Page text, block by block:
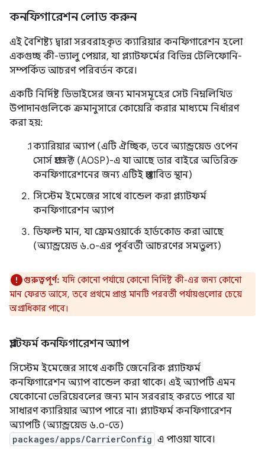
কনফিগারেশন লোড করুন
এই বৈশিষ্ট্য দ্বারা সরবরাহকৃত ক্যারিয়ার কনফিগারেশন হলো
একগুচ্ছ কী-ভ্যালু পেয়ার, যা প্ল্যাটফর্মের বিভিন্ন টেলিফোনি-
সম্পর্কিত আচরণ পরিবর্তন করে।
একটি নির্দিষ্ট ডিভাইসের জন্য মানসমূহের সেট নিম্নলিখিত
উপাদানগুলিকে ক্রমানুসারে কোয়েরি করার মাধ্যমে নির্ধারণ
করা হয়:
ক্যারিয়ার অ্যাপ (এটি ঐচ্ছিক, তবে অ্যান্ড্রয়েড ওপেন
সোর্স প্রজেক্ট (AOSP)-এ যা আছে তার বাইরে অতিরিক্ত
কনফিগারেশনের জন্য এটিই প্রস্তাবিত স্থান)
সিস্টেম ইমেজের সাথে বান্ডেল করা প্ল্যাটফর্ম
কনফিগারেশন অ্যাপ
ডিফল্ট মান, যা ফ্রেমওয়ার্কে হার্ডকোড করা আছে
(অ্যান্ড্রয়েড ৬.০-এর পূর্ববর্তী আচরণের সমতুল্য)
গুরুত্বপূর্ণ: যদি কোনো পর্যায়ে কোনো নির্দিষ্ট কী-এর জন্য কোনো
মান ফেরত আসে, তবে প্রথমে প্রাপ্ত মানটি পরবর্তী পর্যায়গুলোর চেয়ে
অগ্রাধিকার পাবে।
প্ল্যাটফর্ম কনফিগারেশন অ্যাপ
সিস্টেম ইমেজের সাথে একটি জেনেরিক প্ল্যাটফর্ম
কনফিগারেশন অ্যাপ বান্ডেল করা থাকে। এই অ্যাপটি এমন
যেকোনো ভেরিয়েবলের জন্য মান সরবরাহ করতে পারে যা
সাধারণ ক্যারিয়ার অ্যাপ পারে না। প্ল্যাটফর্ম কনফিগারেশন
অ্যাপটি (অ্যান্ড্রয়েড ৬.০-তে)
packages/apps/CarrierConfig এ পাওয়া যাবে।